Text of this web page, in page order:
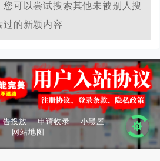
可以尝试搜索其他未被别人搜
过的新颖内容
告投放 | 申请收录 | 小黑屋
网站地图